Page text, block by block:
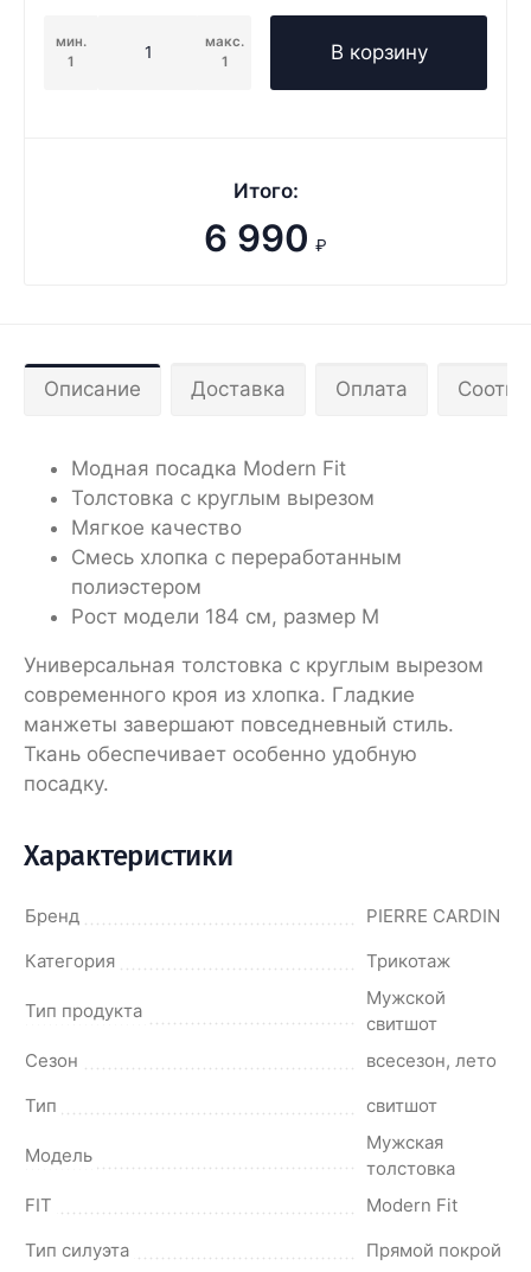
мин.
1
макс.
1
В корзину
Итого:
6 990 ₽
Описание Доставка Оплата
Модная посадка Modern Fit
Толстовка с круглым вырезом
Мягкое качество
Смесь хлопка с переработанным
полиэстером
Рост модели 184 см, размер M
Универсальная толстовка с круглым вырезом
современного кроя из хлопка. Гладкие
манжеты завершают повседневный стиль.
Ткань обеспечивает особенно удобную
посадку.
Характеристики
Бренд
PIERRE CARDIN
Категория
Трикотаж
Тип продукта
Мужской
свитшот
Сезон
всесезон, лето
Тип
свитшот
Модель
Мужская
толстовка
FIT
Modern Fit
Тип силуэта
Прямой покрой